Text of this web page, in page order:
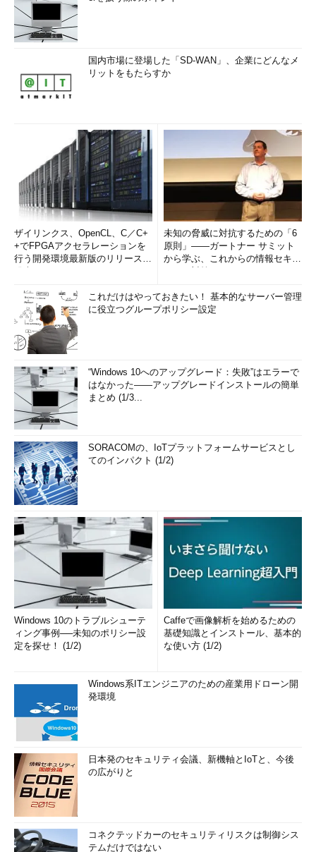
国内市場に登場した「SD-WAN」、企業にどんなメ
リットをもたらすか
ザイリンクス、OpenCL、C／C+
+でFPGAアクセラレーションを
行う開発環境最新版のリリースを
未知の脅威に対抗するための「6
原則」――ガートナー サミット
から学ぶ、これからの情報セキュ
これだけはやっておきたい！ 基本的なサーバー管理
に役立つグループポリシー設定
“Windows 10へのアップグレード：失敗”はエラーで
はなかった――アップグレードインストールの簡単
まとめ (1/3...
SORACOMの、IoTプラットフォームサービスとし
てのインパクト (1/2)
Windows 10のトラブルシューテ
ィング事例──未知のポリシー設
定を探せ！ (1/2)
Caffeで画像解析を始めるための
基礎知識とインストール、基本的
な使い方 (1/2)
Windows系ITエンジニアのための産業用ドローン開
発環境
日本発のセキュリティ会議、新機軸とIoTと、今後
の広がりと
コネクテッドカーのセキュリティリスクは制御シス
テムだけではない